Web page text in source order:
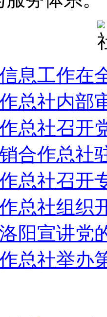
息工作在
总社内部
总社召开
合作总社
总社召开
总社组织
阳宣讲党
总社举办